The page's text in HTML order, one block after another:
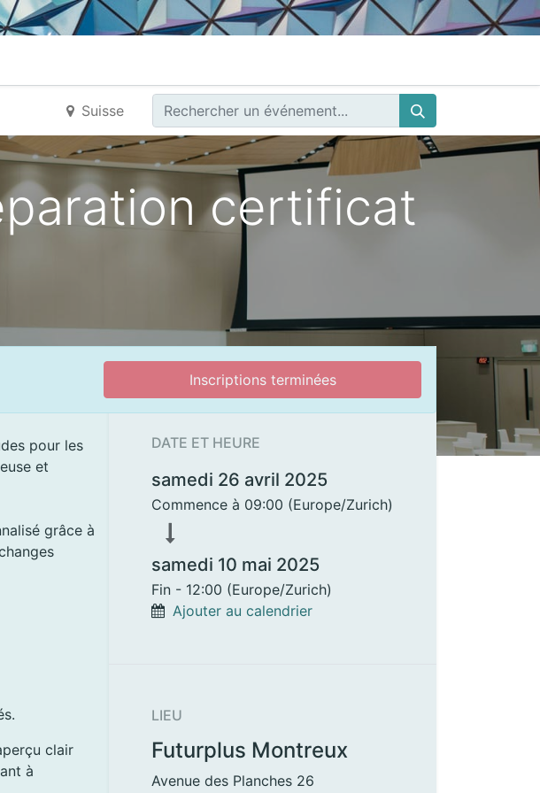
Suisse
certificat
Inscriptions terminées
pour les
et
grâce à
clair
à
DATE ET HEURE
samedi 26 avril 2025
Commence à 09:00 (Europe/Zurich)
samedi 10 mai 2025
Fin - 12:00 (Europe/Zurich)
Ajouter au calendrier
LIEU
Futurplus Montreux
Avenue des Planches 26